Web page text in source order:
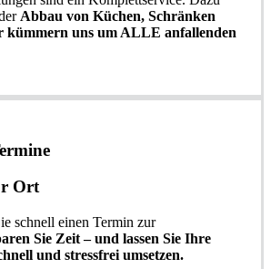
Abbau von Küchen, Schränken
kümmern uns um ALLE anfallenden
Ort
schnell einen Termin zur
Sie Zeit – und lassen Sie Ihre
und stressfrei umsetzen.